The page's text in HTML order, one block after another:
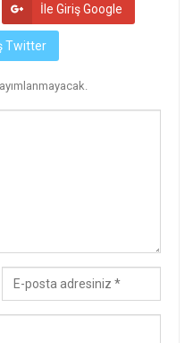
İle Giriş Google
Twitter